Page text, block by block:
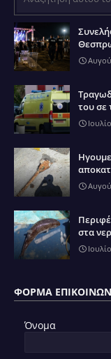
του σε
στα
ΦΌΡΜΑ
Όνομα